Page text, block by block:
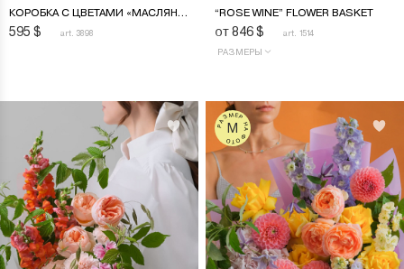
КОРОБКА С ЦВЕТАМИ «МАСЛЯНЫЕ КРАСКИ»
595 $ art. 3898
“ROSE WINE” FLOWER BASKET
от 846$ art. 1514
РАЗМЕРЫ
РАЗМЕР НА ФОТО
M